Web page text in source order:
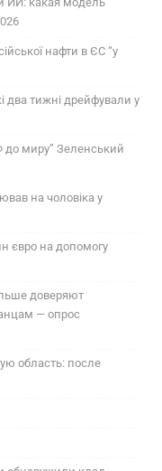
нафти в ЄС “у
два тижні дрейфували у
до миру” Зеленський
на чоловіка у
євро на допомогу
доверяют
— опрос
область: после